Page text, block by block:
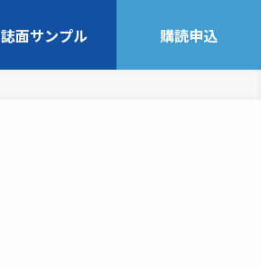
誌面サンプル 購読申込